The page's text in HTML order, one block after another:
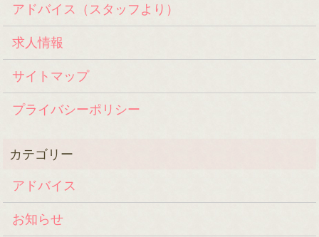
アドバイス（スタッフより）
求人情報
サイトマップ
プライバシーポリシー
アドバイス
お知らせ